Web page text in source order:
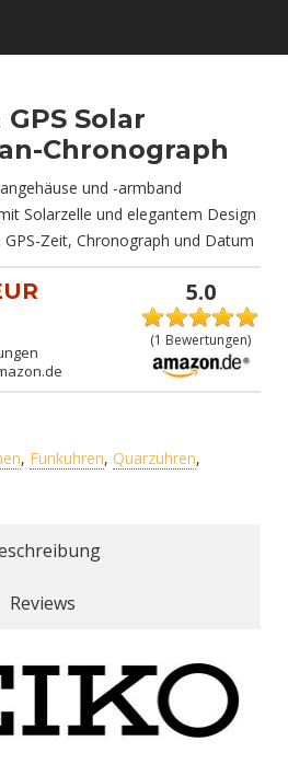
Solar
Chronograph
und -armband
Solarzelle und elegantem Design
Zeit, Chronograph und Datum
5.0
(1 Bewertungen)
, Funkuhren, Quarzuhren,
Reviews